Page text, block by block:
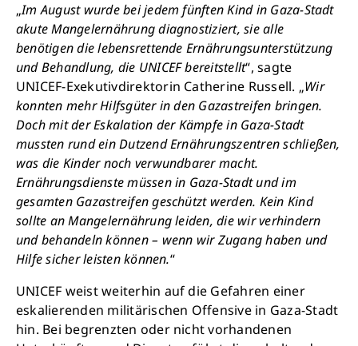
„Im August wurde bei jedem fünften Kind in Gaza-Stadt
akute Mangelernährung diagnostiziert, sie alle
benötigen die lebensrettende Ernährungsunterstützung
und Behandlung, die UNICEF bereitstellt“, sagte
UNICEF-Exekutivdirektorin Catherine Russell. „Wir
konnten mehr Hilfsgüter in den Gazastreifen bringen.
Doch mit der Eskalation der Kämpfe in Gaza-Stadt
mussten rund ein Dutzend Ernährungszentren schließen,
was die Kinder noch verwundbarer macht.
Ernährungsdienste müssen in Gaza-Stadt und im
gesamten Gazastreifen geschützt werden. Kein Kind
sollte an Mangelernährung leiden, die wir verhindern
und behandeln können – wenn wir Zugang haben und
Hilfe sicher leisten können.“
UNICEF weist weiterhin auf die Gefahren einer
eskalierenden militärischen Offensive in Gaza-Stadt
hin. Bei begrenzten oder nicht vorhandenen